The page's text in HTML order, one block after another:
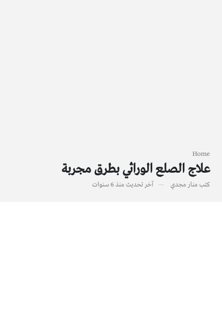
Home
علاج الصلع الوراثي بطرق مجربة
كتب منار مجدي آخر تحديث منذ 6 سنوات